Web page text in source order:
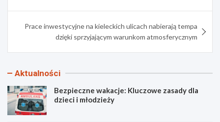
Prace inwestycyjne na kieleckich ulicach nabierają tempa
dzięki sprzyjającym warunkom atmosferycznym
Aktualności
Bezpieczne wakacje: Kluczowe zasady dla
dzieci i młodzieży